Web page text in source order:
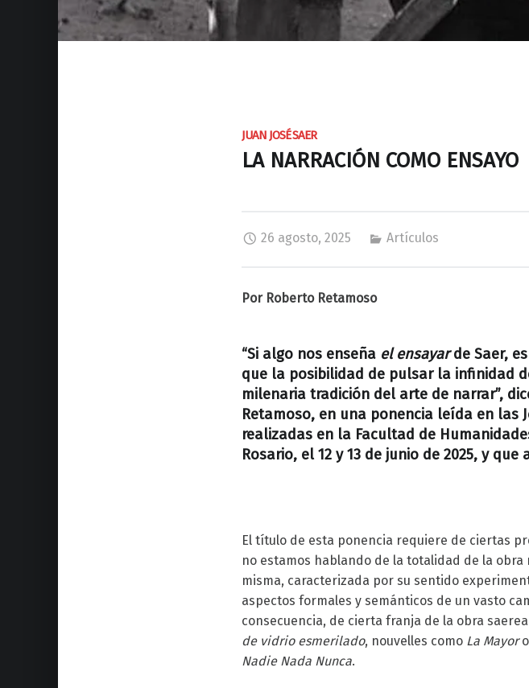
JUAN JOSÉ SAER
LA NARRACIÓN COMO ENSAYO
26 agosto, 2025 Artículos
Por Roberto Retamoso
“Si algo nos enseña el ensayarde Saer,
que la posibilidad de pulsar la infinidad
milenaria tradición del arte de narrar”,
Retamoso, en una ponencia leída en las
realizadas en la Facultad de
Rosario, el 12 y 13 de junio de 2025, y
El título de esta ponencia requiere de ciertas
no estamos hablando de la totalidad de la obra
misma, caracterizada por su sentido
aspectos formales y semánticos de un vasto
consecuencia, de cierta franja de la obra
de vidrio esmerilado, nouvelles como La Mayoro
Nadie Nada Nunca.